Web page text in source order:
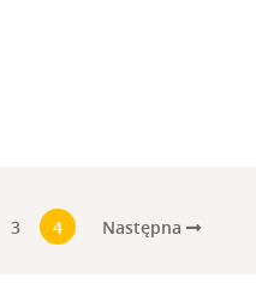
3 4 Następna